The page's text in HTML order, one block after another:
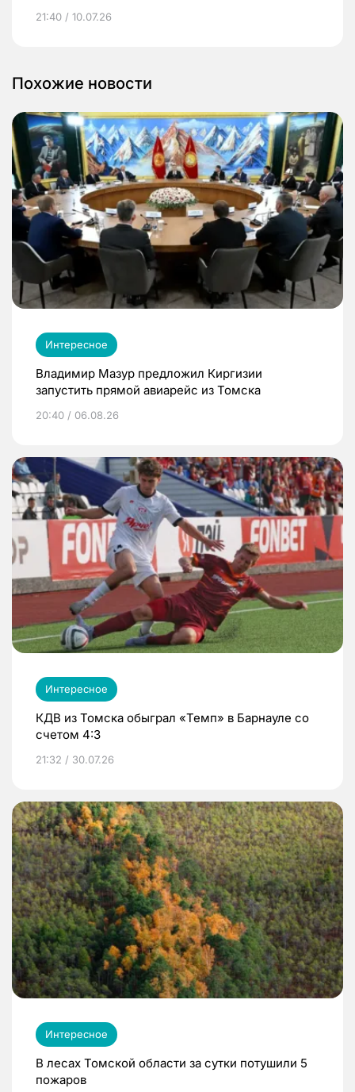
21:40 / 10.07.26
Похожие новости
Интересное
Владимир Мазур предложил Киргизии
запустить прямой авиарейс из Томска
20:40 / 06.08.26
Интересное
КДВ из Томска обыграл «Темп» в Барнауле со
счетом 4:3
21:32 / 30.07.26
Интересное
В лесах Томской области за сутки потушили 5
пожаров